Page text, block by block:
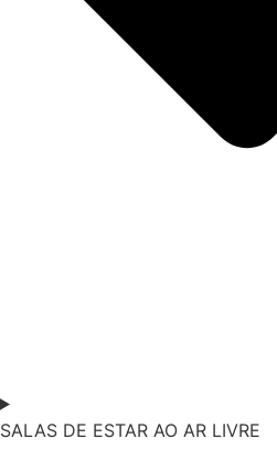
SALAS DE ESTAR AO AR LIVRE